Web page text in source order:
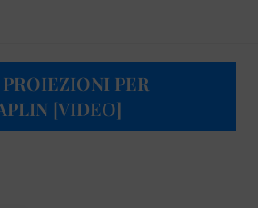
PER
[VIDEO]